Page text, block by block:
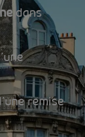
dans
remise